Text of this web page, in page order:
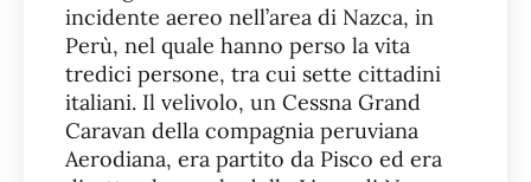
incidente aereo nell’area di Nazca, in
Perù, nel quale hanno perso la vita
tredici persone, tra cui sette cittadini
italiani. Il velivolo, un Cessna Grand
Caravan della compagnia peruviana
Aerodiana, era partito da Pisco ed era